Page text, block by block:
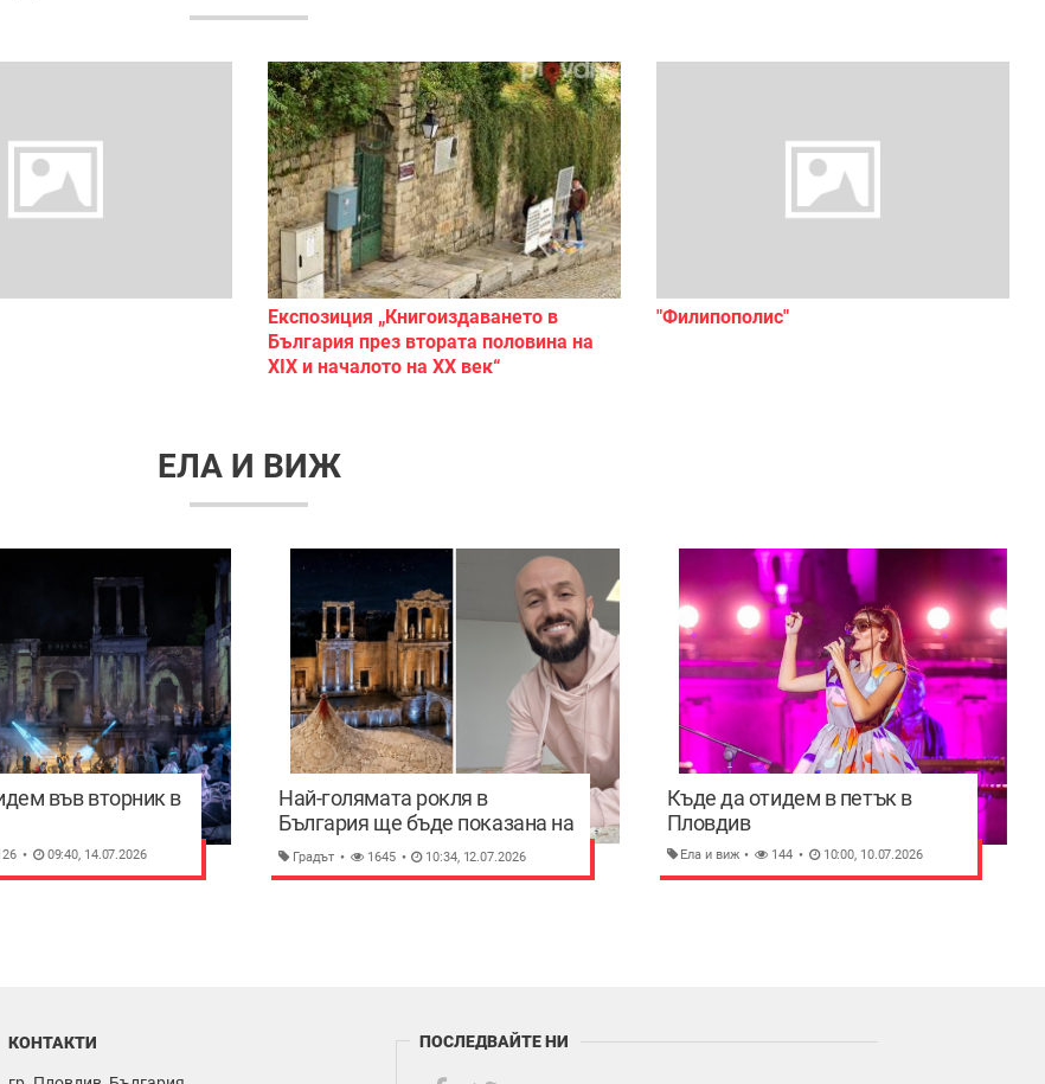
Експозиция „Книгоиздаването в
България през втората половина на
XIX и началото на XX век“
"Филипополис"
ЕЛА И ВИЖ
във вторник в
09:40, 14.07.2026
Най-голямата рокля в
България ще бъде показана на
Античния театър
Градът 1645 10:34, 12.07.2026
Къде да отидем в петък в
Пловдив
Ела и виж 144 10:00, 10.07.2026
КОНТАКТИ ПОСЛЕДВАЙТЕ НИ